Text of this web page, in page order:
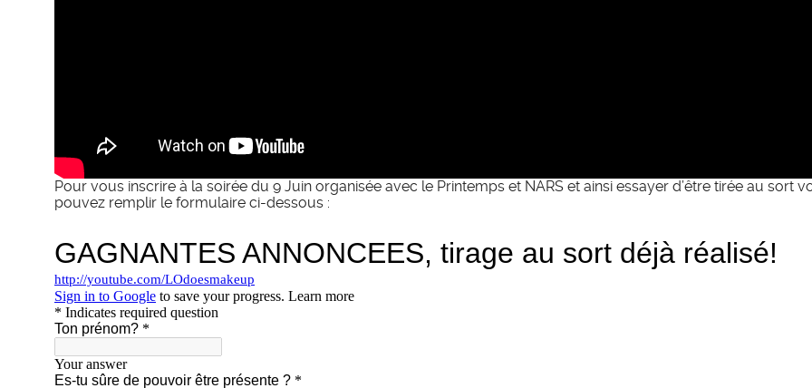
Pour vous inscrire à la soirée du 9 Juin organisée avec le Printemps et NARS et ainsi essayer d’être tirée au sort
pouvez remplir le formulaire ci-dessous :